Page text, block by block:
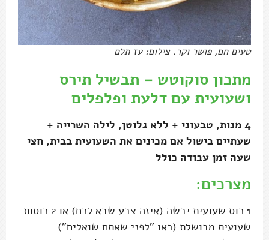
טעים חם, פושר וקר. צילום: עז תלם
מתכון סוקוטש – תבשיל תירס
ושעועית עם דלעת ופלפלים
4 מנות, טבעוני + ללא גלוטן, לילה השרייה +
שעתיים בישול אם מכינים את השעועית בבית, חצי
שעה זמן עבודה כולל
מצרכים:
1 כוס שעועית יבשה (איזה צבע שבא לכם) או 2 כוסות
שעועית מבושלת (ראו "לפני שאתם שואלים")